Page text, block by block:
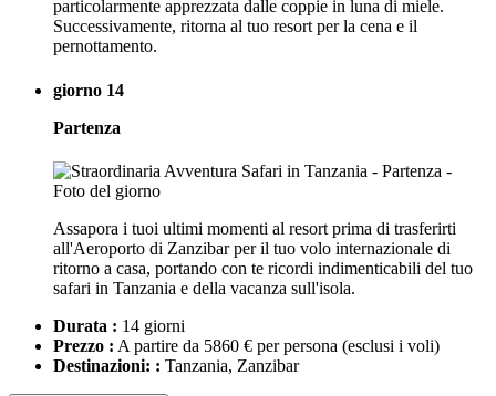
particolarmente apprezzata dalle coppie in luna di miele.
Successivamente, ritorna al tuo resort per la cena e il
pernottamento.
giorno 14
Partenza
Assapora i tuoi ultimi momenti al resort prima di trasferirti
all'Aeroporto di Zanzibar per il tuo volo internazionale di
ritorno a casa, portando con te ricordi indimenticabili del tuo
safari in Tanzania e della vacanza sull'isola.
Durata : 14 giorni
Prezzo : A partire da 5860 € per persona (esclusi i voli)
Destinazioni: : Tanzania, Zanzibar